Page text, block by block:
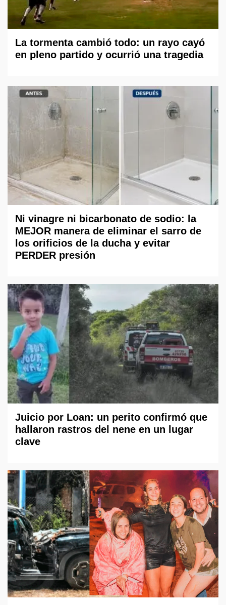
La tormenta cambió todo: un rayo cayó
en pleno partido y ocurrió una tragedia
Ni vinagre ni bicarbonato de sodio: la
MEJOR manera de eliminar el sarro de
los orificios de la ducha y evitar
PERDER presión
Juicio por Loan: un perito confirmó que
hallaron rastros del nene en un lugar
clave